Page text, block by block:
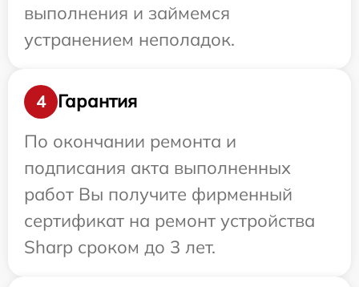
выполнения и займемся
устранением неполадок.
4
Гарантия
По окончании ремонта и
подписания акта выполненных
работ Вы получите фирменный
сертификат на ремонт устройства
Sharp сроком до 3 лет.